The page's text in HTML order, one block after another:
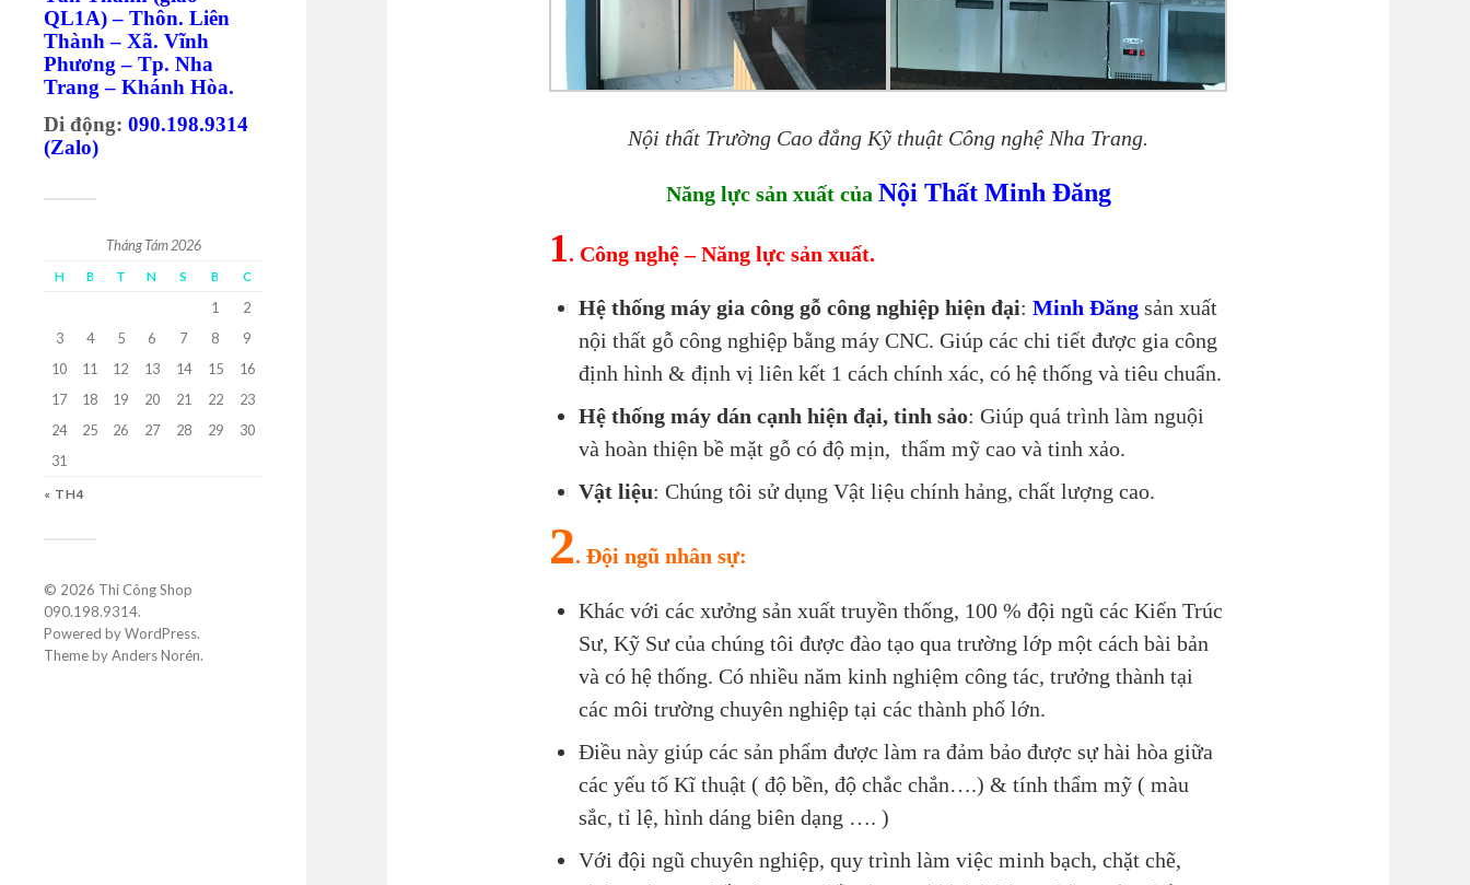
QL1A) – Thôn. Liên
Thành – Xã. Vĩnh
Phương – Tp. Nha
Trang – Khánh Hòa.
Di động: 090.198.9314
(Zalo)
Tháng Tám 2026
H B T N S B C
« TH4
1
2
3
4 5 6 7 8
9
10
11 12 13 14 15
16
17
18 19 20 21 22
23
24
25 26 27 28 29
30
31
© 2026 Thi Công Shop
090.198.9314.
Powered byWordPress.
Theme byAnders Norén.
Nội thất Trường Cao đẳng Kỹ thuật Công nghệ Nha Trang.
Năng lực sản xuất của Nội Thất Minh Đăng
1. Công nghệ – Năng lực sản xuất.
Hệ thống máy gia công gỗ công nghiệp hiện đại: Minh Đăng sản xuất
nội thất gỗ công nghiệp bằng máy CNC. Giúp các chi tiết được gia công
định hình & định vị liên kết 1 cách chính xác, có hệ thống và tiêu chuẩn.
Hệ thống máy dán cạnh hiện đại, tinh sảo: Giúp quá trình làm nguội
và hoàn thiện bề mặt gỗ có độ mịn, thẩm mỹ cao và tinh xảo.
Vật liệu: Chúng tôi sử dụng Vật liệu chính hảng, chất lượng cao.
2. Đội ngũ nhân sự:
Khác với các xưởng sản xuất truyền thống, 100 % đội ngũ các Kiến Trúc
Sư, Kỹ Sư của chúng tôi được đào tạo qua trường lớp một cách bài bản
và có hệ thống. Có nhiều năm kinh nghiệm công tác, trưởng thành tại
các môi trường chuyên nghiệp tại các thành phố lớn.
Điều này giúp các sản phẩm được làm ra đảm bảo được sự hài hòa giữa
các yếu tố Kĩ thuật ( độ bền, độ chắc chắn….) & tính thẩm mỹ ( màu
sắc, tỉ lệ, hình dáng biên dạng …. )
Với đội ngũ chuyên nghiệp, quy trình làm việc minh bạch, chặt chẽ,